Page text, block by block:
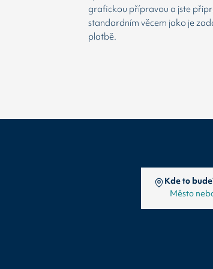
grafickou přípravou a jste
standardním věcem jako je
platbě.
Kde to